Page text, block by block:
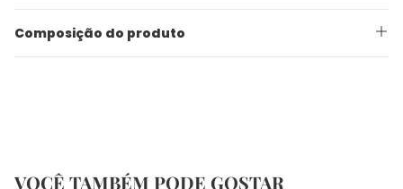
Composição do produto
VOCÊ TAMBÉM PODE GOSTAR